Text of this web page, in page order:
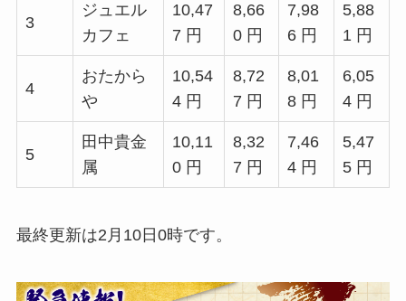
3
ジュエル
カフェ
10,47
7 円
8,66
0 円
7,98
6 円
5,88
1 円
4
おたから
や
10,54
4 円
8,72
7 円
8,01
8 円
6,05
4 円
5
田中貴金
属
10,11
0 円
8,32
7 円
7,46
4 円
5,47
5 円
最終更新は2月10日0時です。